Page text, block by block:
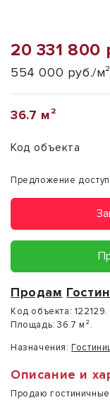
20 331 800
554 000 руб./м²
36.7 м²
Код объекта
Предложение
Продам
Код объекта: 122129.
Площадь: 36.7 м².
Назначения:
Описание и
Продаю